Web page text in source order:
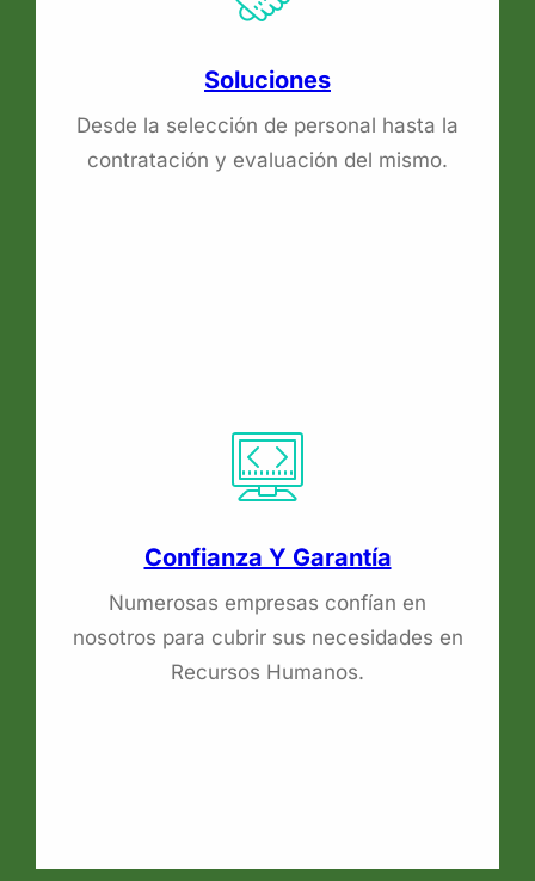
Soluciones
Desde la selección de personal hasta la
contratación y evaluación del mismo.
Confianza Y Garantía
Numerosas empresas confían en
nosotros para cubrir sus necesidades en
Recursos Humanos.